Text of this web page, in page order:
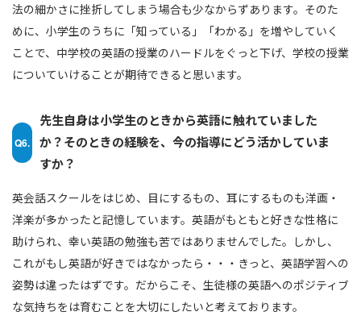
法の細かさに挫折してしまう場合も少なからずあります。そのた
めに、小学生のうちに「知っている」「わかる」を増やしていく
ことで、中学校の英語の授業のハードルをぐっと下げ、学校の授業
についていけることが期待できると思います。
Q6.
先生自身は小学生のときから英語に触れていました
か？そのときの経験を、今の指導にどう活かしていま
すか？
英会話スクールをはじめ、目にするもの、耳にするものも洋画・
洋楽が多かったと記憶しています。英語がもともと好きな性格に
助けられ、幸い英語の勉強も苦ではありませんでした。しかし、
これがもし英語が好きではなかったら・・・きっと、英語学習への
姿勢は違ったはずです。だからこそ、生徒様の英語へのポジティブ
な気持ちをは育むことを大切にしたいと考えております。